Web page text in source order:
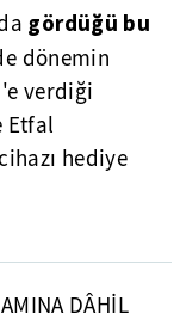
gördüğü bu
dönemin
verdiği
Etfal
hediye
DÂHİL